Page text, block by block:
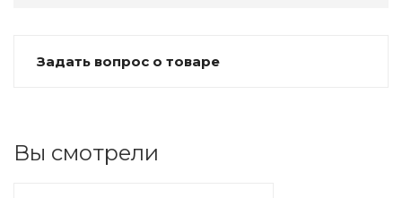
Задать вопрос о товаре
Вы смотрели